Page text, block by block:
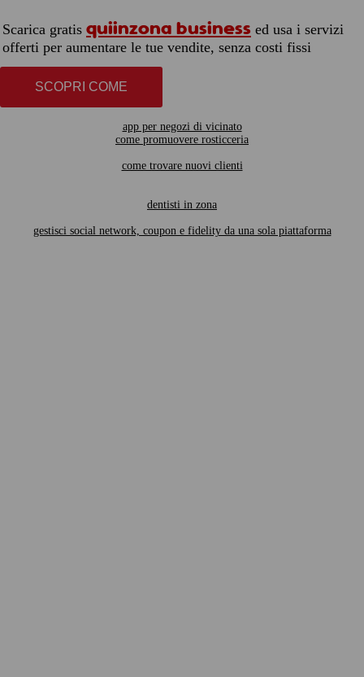
Scarica gratis quiinzona business ed usa i servizi
offerti per aumentare le tue vendite, senza costi fissi
SCOPRI COME
app per negozi di vicinato
come promuovere rosticceria
come trovare nuovi clienti
dentisti in zona
gestisci social network, coupon e fidelity da una sola piattaforma